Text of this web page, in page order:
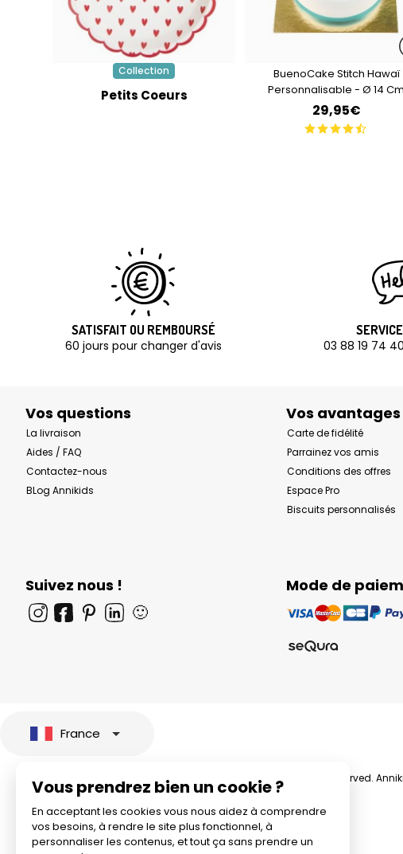
Collection
Petits Coeurs
BuenoCake Stitch Hawaï
Personnalisable - Ø 14 Cm
29,95€
SATISFAIT OU REMBOURSÉ
60 jours pour changer d'avis
03 88 19 74
Vos questions
La livraison
Aides / FAQ
Contactez-nous
BLog Annikids
Vos avantages
Carte de fidélité
Parrainez vos amis
Conditions des offres
Espace Pro
Biscuits personnalisés
Suivez nous !
🙂
Mode de
Vous prendrez bien un cookie ?
En acceptant les cookies vous nous aidez à comprendre
vos besoins, à rendre le site plus fonctionnel, à
personnaliser les contenus, et tout ça sans prendre un
France
© 2026 All rights reserved.